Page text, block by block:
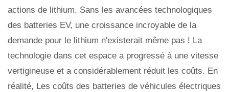
actions de lithium. Sans les avancées technologiques
des batteries EV, une croissance incroyable de la
demande pour le lithium n'existerait même pas ! La
technologie dans cet espace a progressé à une vitesse
vertigineuse et a considérablement réduit les coûts. En
réalité, Les coûts des batteries de véhicules électriques